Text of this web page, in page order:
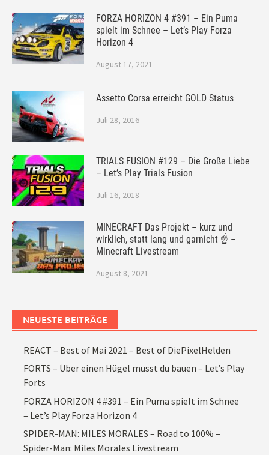
FORZA HORIZON 4 #391 – Ein Puma
spielt im Schnee – Let’s Play Forza
Horizon 4
August 17, 2021
Assetto Corsa erreicht GOLD Status
Juli 28, 2016
TRIALS FUSION #129 – Die Große Liebe
– Let’s Play Trials Fusion
Juli 16, 2018
MINECRAFT Das Projekt – kurz und
wirklich, statt lang und garnicht ☝ –
Minecraft Livestream
August 8, 2021
NEUESTE BEITRÄGE
REACT – Best of Mai 2021 – Best of DiePixelHelden
FORTS – Über einen Hügel musst du bauen – Let’s Play
Forts
FORZA HORIZON 4 #391 – Ein Puma spielt im Schnee
– Let’s Play Forza Horizon 4
SPIDER-MAN: MILES MORALES – Road to 100% –
Spider-Man: Miles Morales Livestream